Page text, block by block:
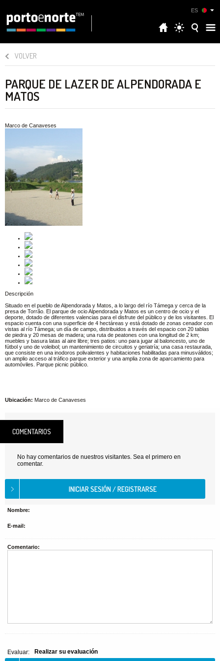
ES
VOLVER
PARQUE DE LAZER DE ALPENDORADA E
MATOS
Marco de Canaveses
Descripción
Situado en el pueblo de Alpendorada y Matos, a lo largo del río Támega y cerca de la
presa de Torrão. El parque de ocio Alpendorada y Matos es un centro de ocio y el
deporte, dotado de diferentes valencias para el disfrute del público y de los visitantes. El
espacio cuenta con una superficie de 4 hectáreas y está dotado de zonas cenador con
vistas al río Támega; un día de campo, distribuidos a través del espacio con 20 tablas
de piedra y 20 mesas de madera; una ruta de peatones con una longitud de 2 km;
muebles y basura latas al aire libre; tres patios: uno para jugar al baloncesto, uno de
fútbol y uno de voleibol; un mantenimiento de circuitos y geriatría; una casa restaurada,
que consiste en una inodoros polivalentes y habitaciones habilitadas para minusválidos;
un amplio acceso al tráfico parque exterior y una amplia zona de aparcamiento para
automóviles. Parque picnic público.
Ubicación: Marco de Canaveses
COMENTARIOS
No hay comentarios de nuestros visitantes. Sea el primero en
comentar.
Nombre:
E-mail:
Comentario:
Evaluar: Realizar su evaluación